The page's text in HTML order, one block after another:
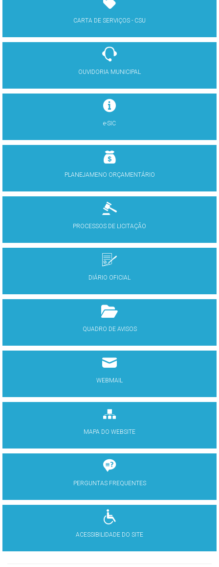
CARTA DE SERVIÇOS - CSU
OUVIDORIA MUNICIPAL
e-SIC
PLANEJAMENO ORÇAMENTÁRIO
PROCESSOS DE LICITAÇÃO
DIÁRIO OFICIAL
QUADRO DE AVISOS
WEBMAIL
MAPA DO WEBSITE
PERGUNTAS FREQUENTES
ACESSIBILIDADE DO SITE